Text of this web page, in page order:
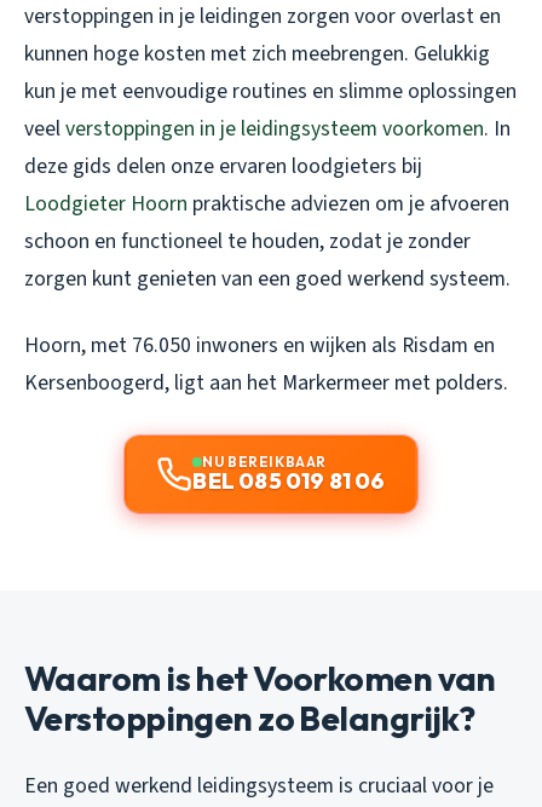
verstoppingen in je leidingen zorgen voor overlast en
kunnen hoge kosten met zich meebrengen. Gelukkig
kun je met eenvoudige routines en slimme oplossingen
veelverstoppingen in je leidingsysteem voorkomen. In
deze gids delen onze ervaren loodgieters bij
Loodgieter Hoorn praktische adviezen om je afvoeren
schoon en functioneel te houden, zodat je zonder
zorgen kunt genieten van een goed werkend systeem.
Hoorn, met 76.050 inwoners en wijken als Risdam en
Kersenboogerd, ligt aan het Markermeer met polders.
NU BEREIKBAAR
BEL 085 019 81 06
Waarom is het Voorkomen van
Verstoppingen zo Belangrijk?
Een goed werkend leidingsysteem is cruciaal voor je